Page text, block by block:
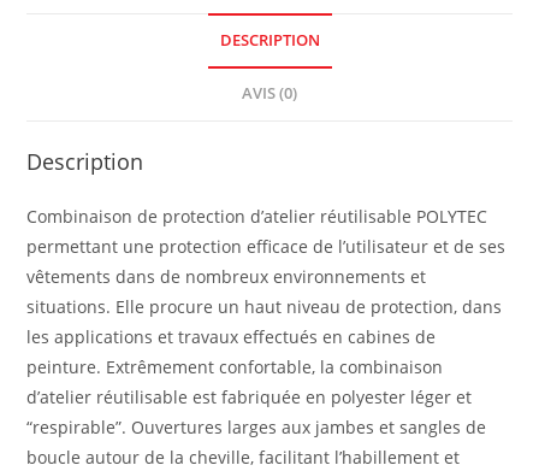
DESCRIPTION
AVIS (0)
Description
Combinaison de protection d’atelier réutilisable POLYTEC
permettant une protection efficace de l’utilisateur et de ses
vêtements dans de nombreux environnements et
situations. Elle procure un haut niveau de protection, dans
les applications et travaux effectués en cabines de
peinture. Extrêmement confortable, la combinaison
d’atelier réutilisable est fabriquée en polyester léger et
“respirable”. Ouvertures larges aux jambes et sangles de
boucle autour de la cheville, facilitant l’habillement et